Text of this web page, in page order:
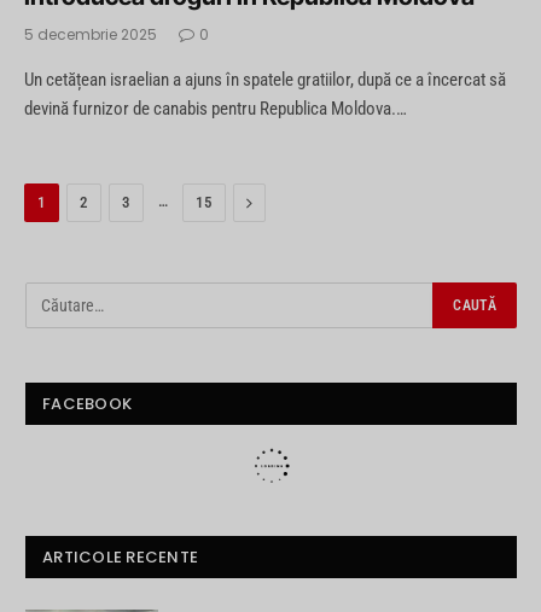
5 decembrie 2025 0
Un cetățean israelian a ajuns în spatele gratiilor, după ce a încercat să
devină furnizor de canabis pentru Republica Moldova.…
1 2 3 … 15 Next
FACEBOOK
ARTICOLE RECENTE